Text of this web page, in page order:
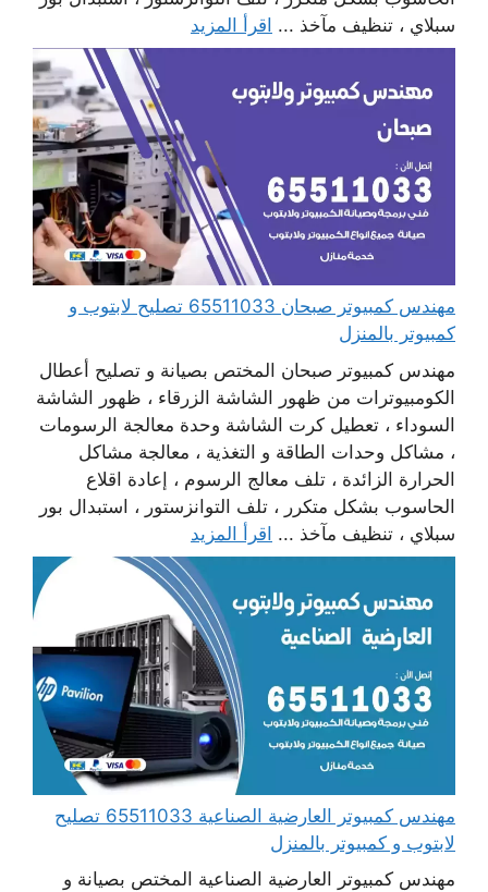
سبلاي ، تنظيف مآخذ ... اقرأ المزيد
مهندس كمبيوتر صبحان 65511033 تصليح لابتوب و
كمبيوتر بالمنزل
مهندس كمبيوتر صبحان المختص بصيانة و تصليح أعطال
الكومبيوترات من ظهور الشاشة الزرقاء ، ظهور الشاشة
السوداء ، تعطيل كرت الشاشة وحدة معالجة الرسومات
، مشاكل وحدات الطاقة و التغذية ، معالجة مشاكل
الحرارة الزائدة ، تلف معالج الرسوم ، إعادة اقلاع
الحاسوب بشكل متكرر ، تلف التوانزستور ، استبدال بور
سبلاي ، تنظيف مآخذ ... اقرأ المزيد
مهندس كمبيوتر العارضية الصناعية 65511033 تصليح
لابتوب و كمبيوتر بالمنزل
مهندس كمبيوتر العارضية الصناعية المختص بصيانة و